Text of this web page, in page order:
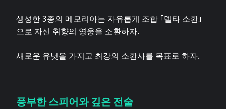
생성한 3종의 메모리아는 자유롭게 조합 「델타 소환」
으로 자신 취향의 영웅을 소환하자.
새로운 유닛을 가지고 최강의 소환사를 목표로 하자.
풍부한 스피어와 깊은 전술